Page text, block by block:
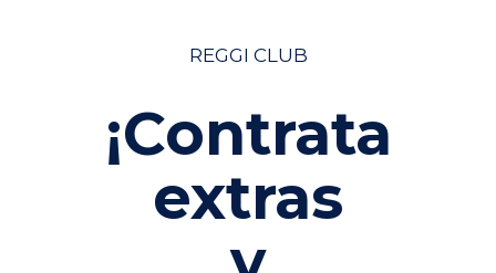
REGGI CLUB
¡Contrata
extras